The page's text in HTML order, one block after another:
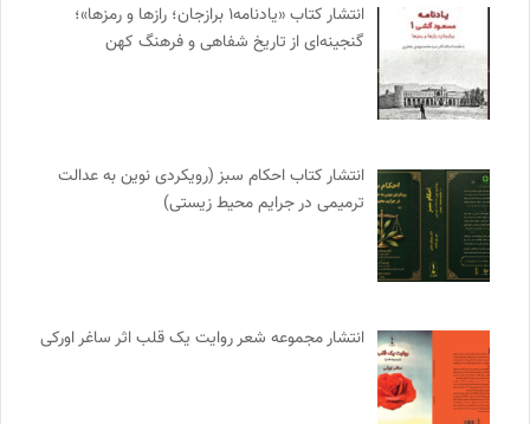
انتشار کتاب «یادنامه۱ برازجان؛ رازها و رمزها»؛
گنجینه‌ای از تاریخ شفاهی و فرهنگ کهن
انتشار کتاب احکام سبز (رویکردی نوین به عدالت
ترمیمی در جرایم محیط‌ زیستی)
انتشار مجموعه شعر روایت یک قلب اثر ساغر اورکی